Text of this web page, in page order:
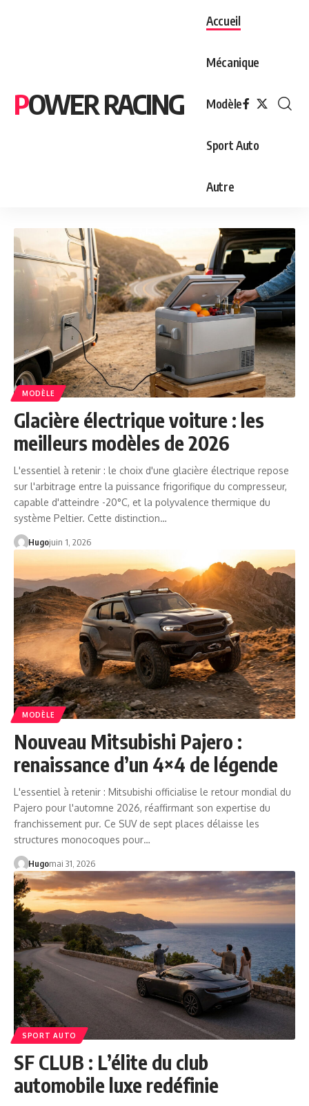
POWER RACING
Accueil
Mécanique
Modèle
Sport Auto
Autre
MODÈLE
Glacière électrique voiture : les
meilleurs modèles de 2026
L'essentiel à retenir : le choix d'une glacière électrique repose
sur l'arbitrage entre la puissance frigorifique du compresseur,
capable d'atteindre -20°C, et la polyvalence thermique du
système Peltier. Cette distinction…
Hugojuin 1, 2026
MODÈLE
Nouveau Mitsubishi Pajero :
renaissance d’un 4×4 de légende
L'essentiel à retenir : Mitsubishi officialise le retour mondial du
Pajero pour l'automne 2026, réaffirmant son expertise du
franchissement pur. Ce SUV de sept places délaisse les
structures monocoques pour…
Hugomai 31, 2026
SPORT AUTO
SF CLUB : L’élite du club
automobile luxe redéfinie